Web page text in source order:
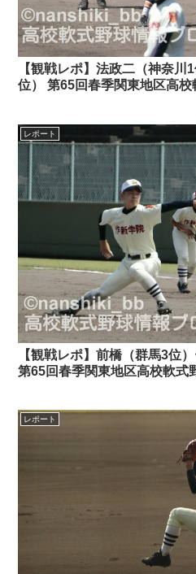
【観戦レポ】法政二（神奈川
位） 第65回春季関東地区高
レポート
【観戦レポ】前橋（群馬3位
第65回春季関東地区高校軟式
レポート